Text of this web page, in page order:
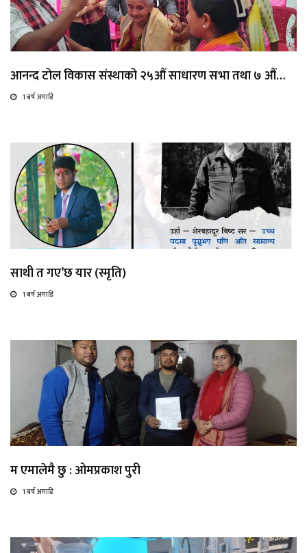
आनन्द टोल विकास संस्थाको २५औं साधारण सभा तथा ७ औं…
1 बर्ष अगाडि
साथी त गए’छ यार (स्मृति)
1 बर्ष अगाडि
म एमालेमै छु : ओमप्रकाश पुरी
1 बर्ष अगाडि